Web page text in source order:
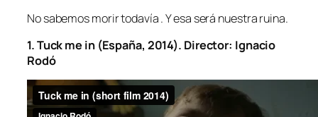
No sabemos morir todavía . Y esa será nuestra ruina.
1. Tuck me in (España, 2014). Director: Ignacio
Rodó